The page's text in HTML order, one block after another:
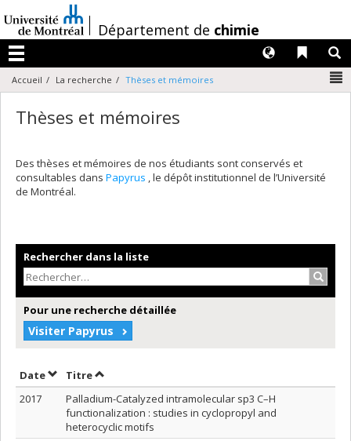
au
contenu
/Département de chimie
Menu
Liens
Langues
Accueil La recherche Thèses et mémoires
Thèses et mémoires
Des thèses et mémoires de nos étudiants sont conservés et
consultables dans Papyrus , le dépôt institutionnel de l’Université
de Montréal.
Rechercher dans la liste
Pour une recherche détaillée
Visiter Papyrus
DateTrier par date en ordre croissant
TitreTrier par titre en ordre croissant
2017
Palladium-Catalyzed intramolecular sp3 C–H
functionalization : studies in cyclopropyl and
heterocyclic motifs